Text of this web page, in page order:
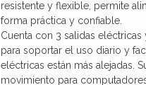
resistente y flexible, permite
forma práctica y confiable.
Cuenta con 3 salidas
para soportar el uso diario y
eléctricas están más alejadas.
movimiento para